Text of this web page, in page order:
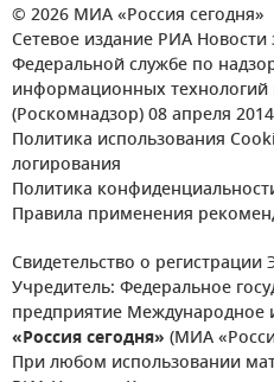
© 2026 МИА «Россия сегодня»
Сетевое издание РИА Новости
Федеральной службе по
информационных
(Роскомнадзор) 08 апреля
Политика использования
логирования
Политика
Правила применения
Свидетельство о
Учредитель: Федеральное
предприятие Международное
«Россия сегодня» (МИА
При любом использовании